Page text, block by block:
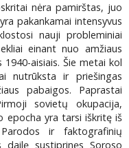
nėra pamirštas, juo
pakankamai intensyvus
nauji probleminiai
einant nuo amžiaus
aisiais. Šie metai kol
nutrūksta ir priešingas
pabaigos. Paprastai
sovietų okupacija,
epocha yra tarsi iškritę iš
ir faktografinių
sustiprinęs Soroso